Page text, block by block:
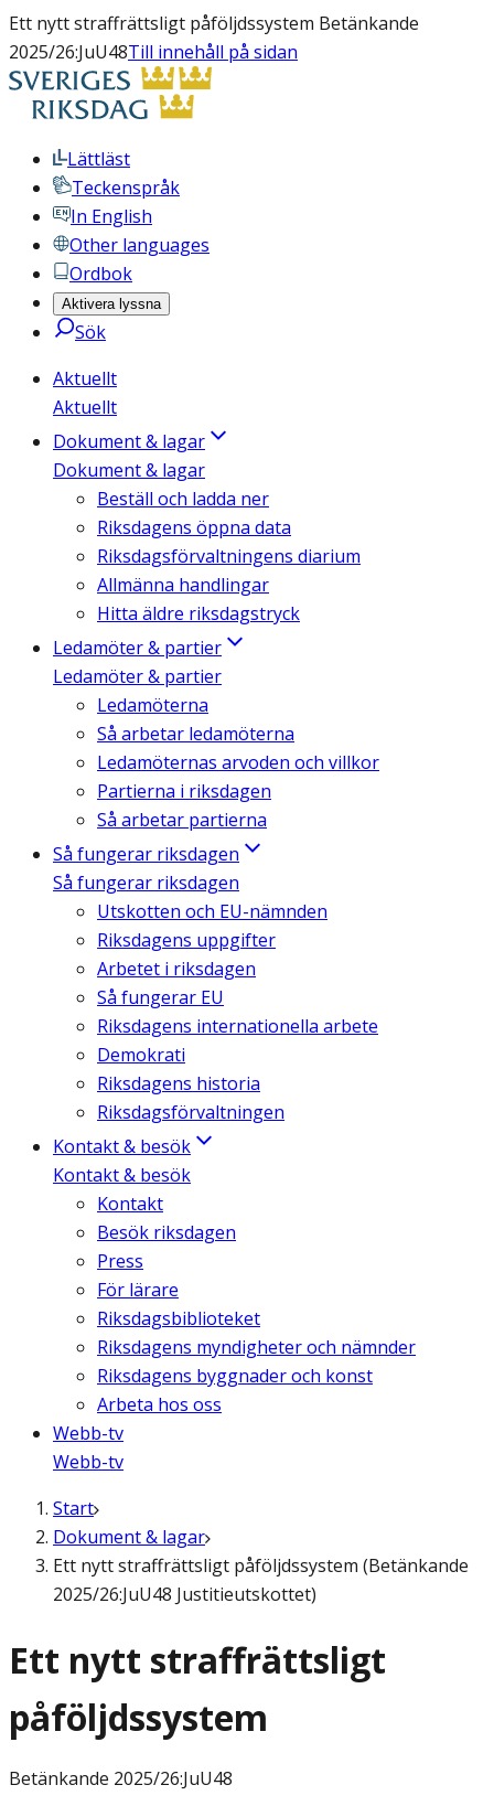
Ett nytt straffrättsligt påföljdssystem Betänkande
2025/26:JuU48Till innehåll på sidan
Lättläst
Teckenspråk
In English
Other languages
Ordbok
Aktivera lyssna
Sök
Aktuellt
Aktuellt
Dokument & lagar
Dokument & lagar
Beställ och ladda ner
Riksdagens öppna data
Riksdagsförvaltningens diarium
Allmänna handlingar
Hitta äldre riksdagstryck
Ledamöter & partier
Ledamöter & partier
Ledamöterna
Så arbetar ledamöterna
Ledamöternas arvoden och villkor
Partierna i riksdagen
Så arbetar partierna
Så fungerar riksdagen
Så fungerar riksdagen
Utskotten och EU-nämnden
Riksdagens uppgifter
Arbetet i riksdagen
Så fungerar EU
Riksdagens internationella arbete
Demokrati
Riksdagens historia
Riksdagsförvaltningen
Kontakt & besök
Kontakt & besök
Kontakt
Besök riksdagen
Press
För lärare
Riksdagsbiblioteket
Riksdagens myndigheter och nämnder
Riksdagens byggnader och konst
Arbeta hos oss
Webb-tv
Webb-tv
Start
Dokument & lagar
Ett nytt straffrättsligt påföljdssystem (Betänkande
2025/26:JuU48 Justitieutskottet)
Ett nytt straffrättsligt
påföljdssystem
Betänkande 2025/26:JuU48